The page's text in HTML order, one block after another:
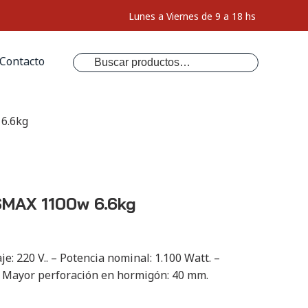
Lunes a Viernes de 9 a 18 hs
Contacto
Buscar
1100w 6.6kg
220 V.. – Potencia nominal: 1.100 Watt. –
Mayor perforación en hormigón: 40 mm.